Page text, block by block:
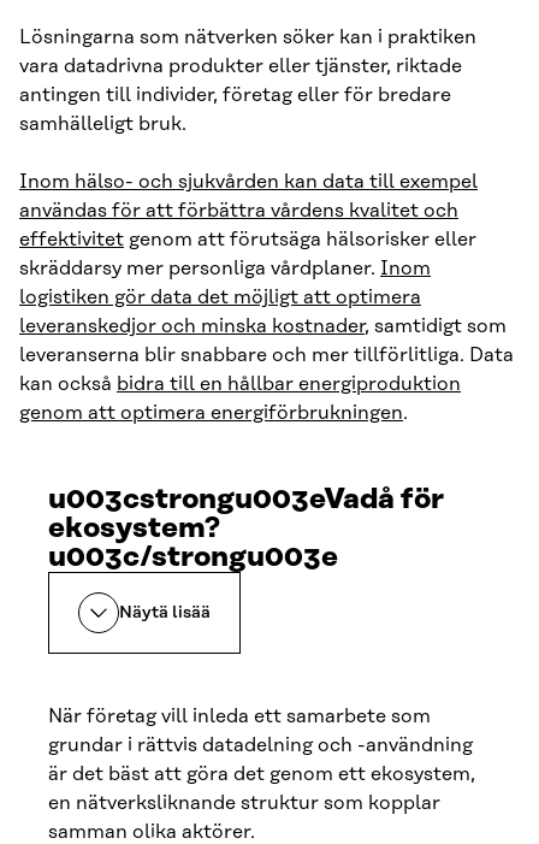
Lösningarna som nätverken söker kan i praktiken
vara datadrivna produkter eller tjänster, riktade
antingen till individer, företag eller för bredare
samhälleligt bruk.
Inom hälso- och sjukvården kan data till exempel
användas för att förbättra vårdens kvalitet och
effektivitet genom att förutsäga hälsorisker eller
skräddarsy mer personliga vårdplaner. Inom
logistiken gör data det möjligt att optimera
leveranskedjor och minska kostnader, samtidigt som
leveranserna blir snabbare och mer tillförlitliga. Data
kan också bidra till en hållbar energiproduktion
genom att optimera energiförbrukningen.
u003cstrongu003eVadå för
ekosystem?
u003c/strongu003e
Näytä lisää
När företag vill inleda ett samarbete som
grundar i rättvis datadelning och -användning
är det bäst att göra det genom ett ekosystem,
en nätverksliknande struktur som kopplar
samman olika aktörer.